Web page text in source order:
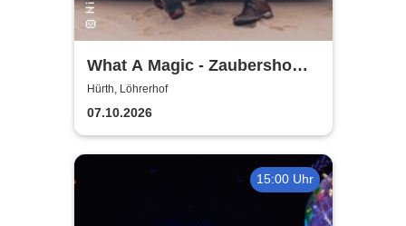
What A Magic - Zaubershow
mit Toby Rudolph und Nico
Nimz
Hürth, Löhrerhof
07.10.2026
15:00 Uhr